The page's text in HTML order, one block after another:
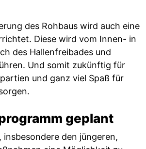
des Rohbaus wird auch eine
Diese wird vom Innen- in
des Hallenfreibades und
Und somit zukünftig für
und ganz viel Spaß für
geplant
insbesondere den jüngeren,